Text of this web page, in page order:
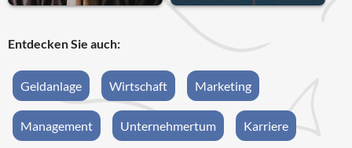
Entdecken Sie auch:
Geldanlage Wirtschaft Marketing
Management Unternehmertum Karriere